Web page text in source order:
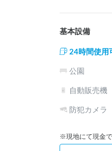
基本設備
24時間使用
公園
自動販売機
防犯カメラ
※現地にて現金